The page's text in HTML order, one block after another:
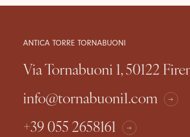
ANTICA TORRE TORNABUONI
Via Tornabuoni 1, 50122
info@tornabuoni1.com
+39 055 2658161